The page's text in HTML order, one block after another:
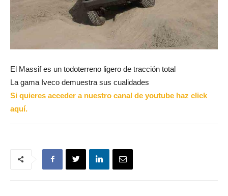
El Massif es un todoterreno ligero de tracción total
La gama Iveco demuestra sus cualidades
Si quieres acceder a nuestro canal de youtube haz click
aquí.